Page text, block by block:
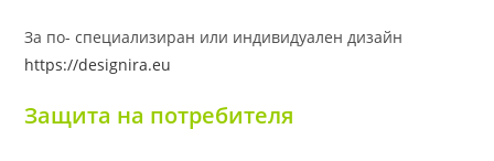
За по- специализиран или индивидуален дизайн
https://designira.eu
Защита на потребителя